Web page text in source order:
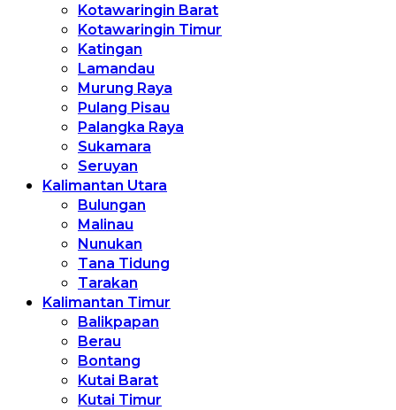
Kotawaringin Barat
Kotawaringin Timur
Katingan
Lamandau
Murung Raya
Pulang Pisau
Palangka Raya
Sukamara
Seruyan
Kalimantan Utara
Bulungan
Malinau
Nunukan
Tana Tidung
Tarakan
Kalimantan Timur
Balikpapan
Berau
Bontang
Kutai Barat
Kutai Timur